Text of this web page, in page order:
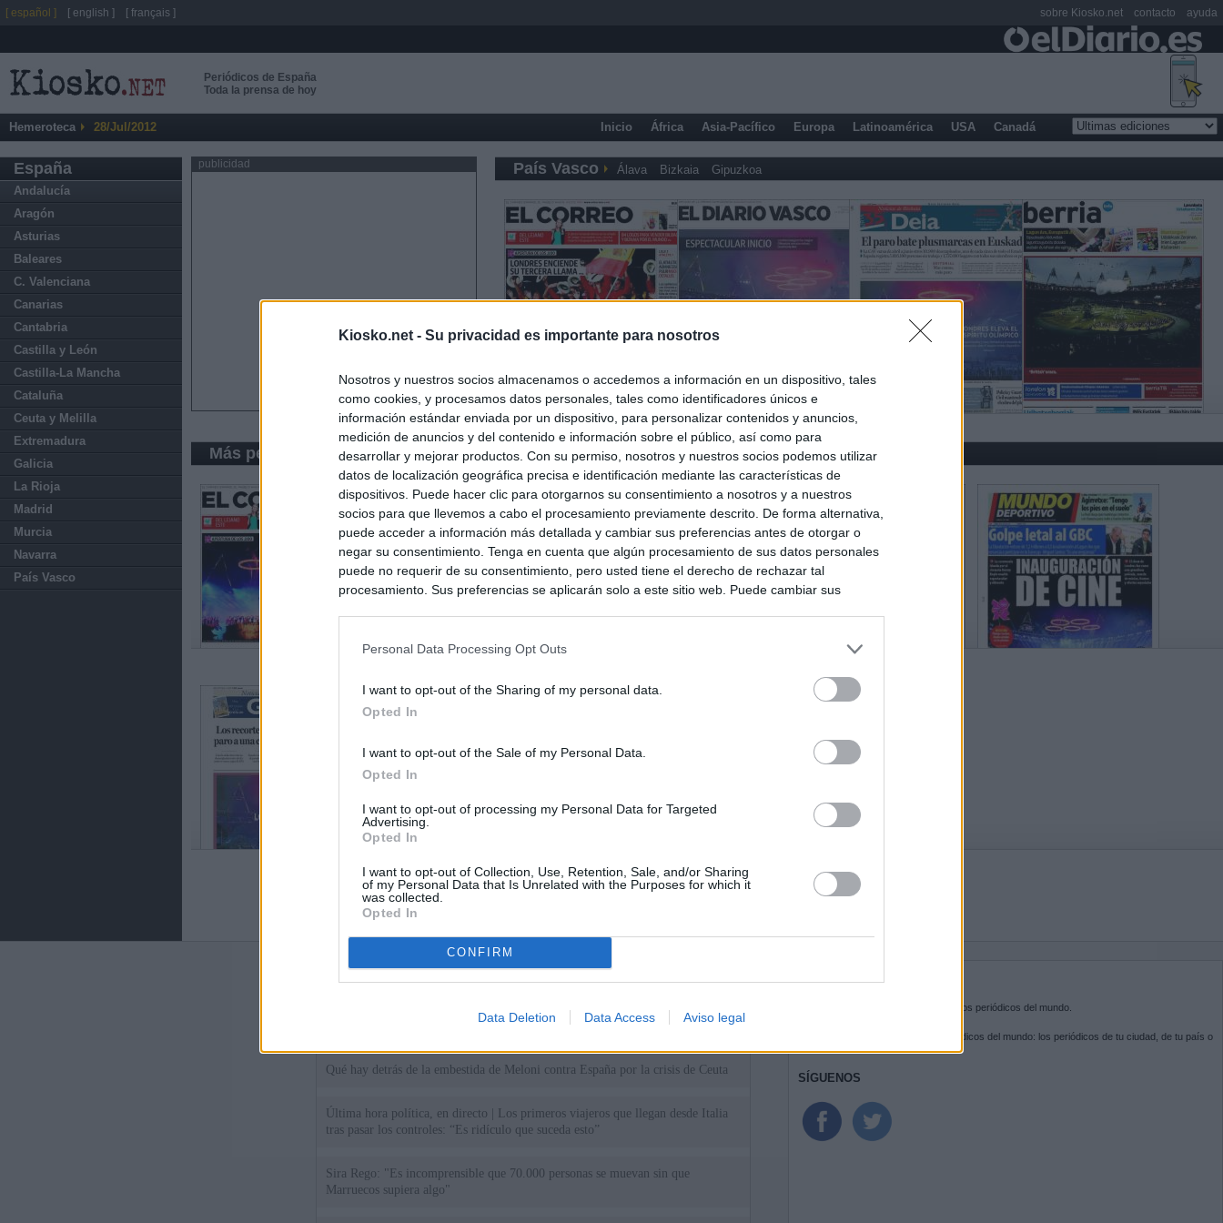
Kiosko.net - Su privacidad es importante para nosotros
Nosotros y nuestros socios almacenamos o accedemos a información en un dispositivo, tales
como cookies, y procesamos datos personales, tales como identificadores únicos e
información estándar enviada por un dispositivo, para personalizar contenidos y anuncios,
medición de anuncios y del contenido e información sobre el público, así como para
desarrollar y mejorar productos. Con su permiso, nosotros y nuestros socios podemos utilizar
datos de localización geográfica precisa e identificación mediante las características de
dispositivos. Puede hacer clic para otorgarnos su consentimiento a nosotros y a nuestros
socios para que llevemos a cabo el procesamiento previamente descrito. De forma alternativa,
puede acceder a información más detallada y cambiar sus preferencias antes de otorgar o
negar su consentimiento. Tenga en cuenta que algún procesamiento de sus datos personales
puede no requerir de su consentimiento, pero usted tiene el derecho de rechazar tal
procesamiento. Sus preferencias se aplicarán solo a este sitio web. Puede cambiar sus
Personal Data Processing Opt Outs
I want to opt-out of the Sharing of my personal data.
Opted In
I want to opt-out of the Sale of my Personal Data.
Opted In
I want to opt-out of processing my Personal Data for Targeted
Advertising.
Opted In
I want to opt-out of Collection, Use, Retention, Sale, and/or Sharing
of my Personal Data that Is Unrelated with the Purposes for which it
was collected.
Opted In
CONFIRM
Data Deletion Data Access Aviso legal
Periódicos de España
Toda la prensa de hoy
Hemeroteca 28/Jul/2012 Inicio África Asia-Pacífico Europa Latinoamérica USA Canadá
España
Andalucía
Aragón
Asturias
Baleares
C. Valenciana
Canarias
Cantabria
Castilla y León
Castilla-La Mancha
Cataluña
Ceuta y Melilla
Extremadura
Galicia
La Rioja
Madrid
Murcia
Navarra
País Vasco
publicidad País Vasco Álava Bizkaia Gipuzkoa
Más periódicos de País Vasco
Últimas noticias
España impone controles a los viajeros procedentes de Italia tras el rechazo de
Qué hay detrás de la embestida de Meloni contra España por la crisis de Ceuta
Última hora política, en directo | Los primeros viajeros que llegan desde Italia
tras pasar los controles: “Es ridículo que suceda esto”
Sira Rego: "Es incomprensible que 70.000 personas se muevan sin que
Marruecos supiera algo"
es la puerta de entrada a los periódicos del mundo.
Navega por las portadas de los periódicos del mundo: los periódicos de tu ciudad, de tu país o
SÍGUENOS
[ español ] [ english ] [ français ] sobre Kiosko.net contacto ayuda